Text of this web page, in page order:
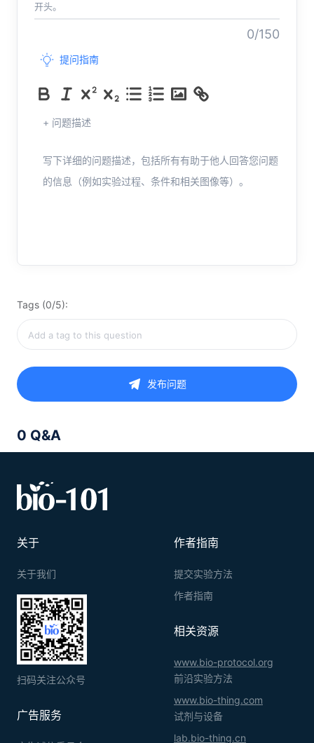
开头。
0/150
提问指南
+ 问题描述
写下详细的问题描述，包括所有有助于他人回答您问题
的信息（例如实验过程、条件和相关图像等）。
Tags (0/5):
发布问题
0 Q&A
关于
关于我们
扫码关注公众号
广告服务
作者指南
提交实验方法
作者指南
相关资源
www.bio-protocol.org
前沿实验方法
www.bio-thing.com
试剂与设备
lab.bio-thing.cn